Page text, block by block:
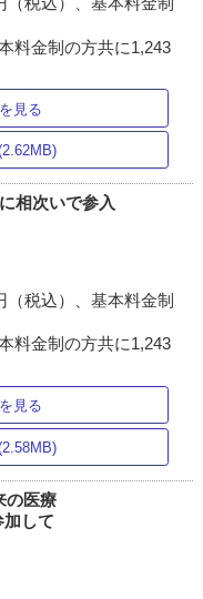
料金制の方共に1,243
見る
相次いで参入
税込）、基本料金制
料金制の方共に1,243
見る
の医療
して